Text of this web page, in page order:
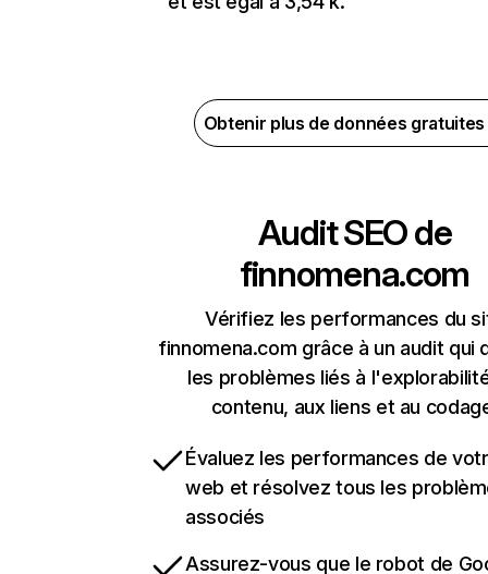
Obtenir plus de données
Audit SEO de
finnomena.com
Vérifiez les performances du
finnomena.com grâce à un audit qui
les problèmes liés à
contenu, aux liens et au
Évaluez les performances de
web et résolvez tous les
associés
Assurez-vous que le robot de